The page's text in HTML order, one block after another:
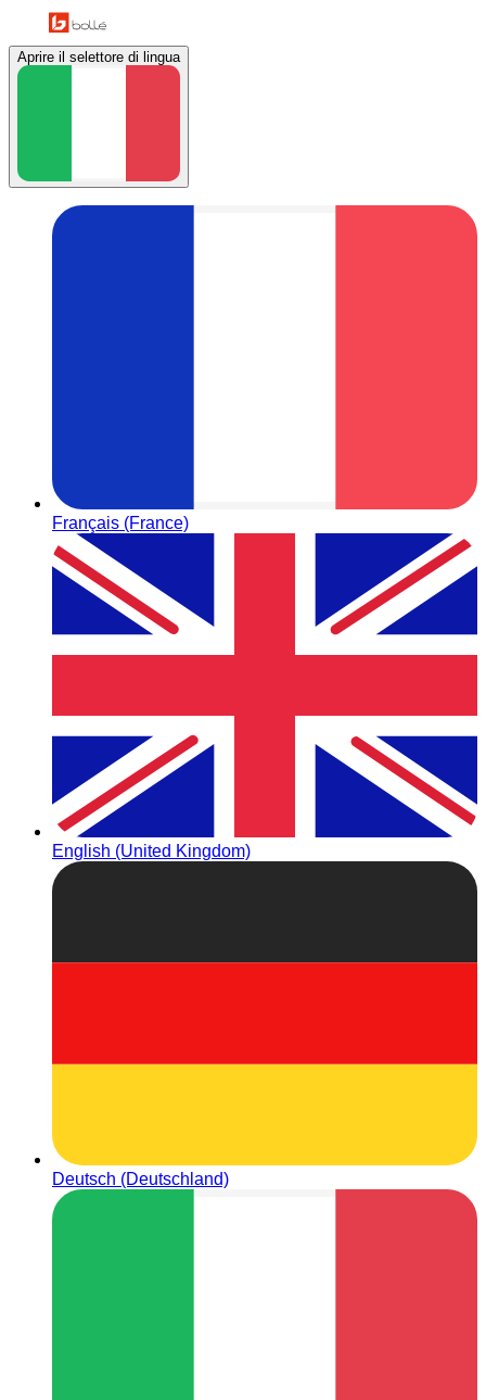
Aprire il selettore di lingua
Français (France)
English (United Kingdom)
Deutsch (Deutschland)